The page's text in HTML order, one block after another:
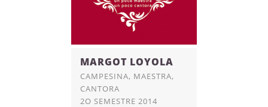
MARGOT LOYOLA
CAMPESINA, MAESTRA,
CANTORA
2O SEMESTRE 2014